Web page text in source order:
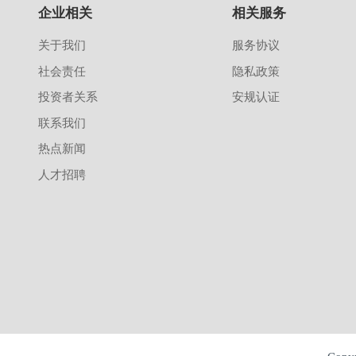
企业相关
关于我们
社会责任
投资者关系
联系我们
热点新闻
人才招聘
相关服务
服务协议
隐私政策
安规认证